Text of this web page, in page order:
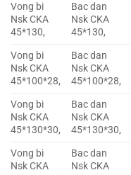
Vong bi
Nsk CKA
45*130,
Bac dan
Nsk CKA
45*130,
Vong bi
Nsk CKA
45*100*28,
Bac dan
Nsk CKA
45*100*28,
Vong bi
Nsk CKA
45*130*30,
Bac dan
Nsk CKA
45*130*30,
Vong bi
Nsk CKA
Bac dan
Nsk CKA